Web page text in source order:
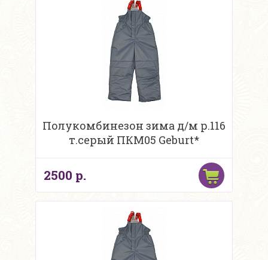
Полукомбинезон зима д/м р.116
т.серый ПКМ05 Geburt*
2500 р.